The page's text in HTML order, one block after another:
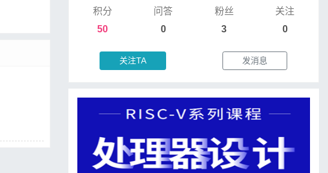
积分
50
问答
0
粉丝
3
关注
0
关注TA 发消息